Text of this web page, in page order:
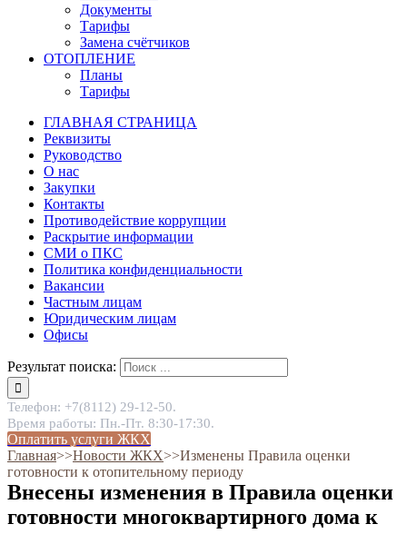
Документы
Тарифы
Замена счётчиков
ОТОПЛЕНИЕ
Планы
Тарифы
ГЛАВНАЯ СТРАНИЦА
Реквизиты
Руководство
О нас
Закупки
Контакты
Противодействие коррупции
Раскрытие информации
СМИ о ПКС
Политика конфиденциальности
Вакансии
Частным лицам
Юридическим лицам
Офисы
Результат поиска:
Телефон: +7(8112) 29-12-50.
Время работы: Пн.-Пт. 8:30-17:30.
Оплатить услуги ЖКХ
Главная˃˃Новости ЖКХ˃˃Изменены Правила оценки
готовности к отопительному периоду
Внесены изменения в Правила оценки
готовности многоквартирного дома к